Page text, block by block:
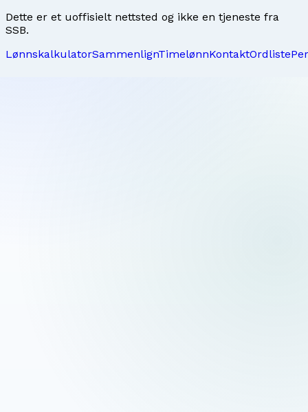
Dette er et uoffisielt nettsted og ikke en tjeneste fra
SSB.
LønnskalkulatorSammenlignTimelønnKontaktOrdliste